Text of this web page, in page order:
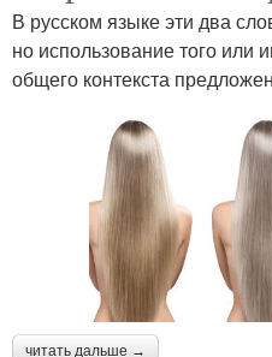
В русском языке эти два
но использование того или
общего контекста
читать дальше →